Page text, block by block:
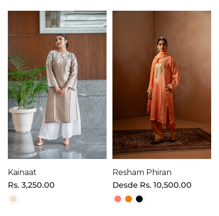
Kainaat
Precio
regular
Rs. 3,250.00
Resham Phiran
Precio
regular
Desde Rs. 10,500.00